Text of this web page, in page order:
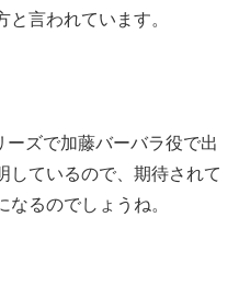
言われています。
ーズで加藤バーバラ役で出
しているので、期待されて
るのでしょうね。